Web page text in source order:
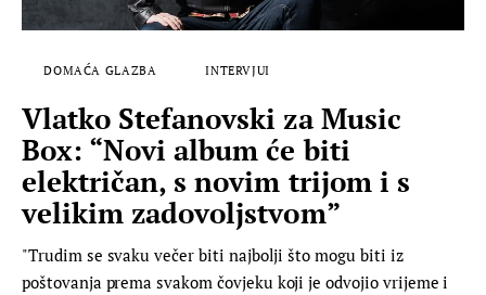
DOMAĆA GLAZBA INTERVJUI
Vlatko Stefanovski za Music
Box: “Novi album će biti
električan, s novim trijom i s
velikim zadovoljstvom”
"Trudim se svaku večer biti najbolji što mogu biti iz
poštovanja prema svakom čovjeku koji je odvojio vrijeme i